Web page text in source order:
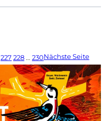
227228… 230Nächste Seite